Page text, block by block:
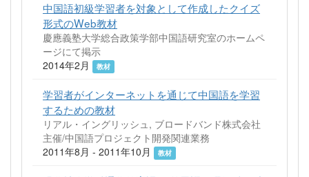
中国語初級学習者を対象として作成したクイズ
形式のWeb教材
慶應義塾大学総合政策学部中国語研究室のホームペ
ージにて掲示
2014年2月
教材
学習者がインターネットを通じて中国語を学習
するための教材
リアル・イングリッシュ, ブロードバンド株式会社
主催/中国語プロジェクト開発関連業務
2011年8月 - 2011年10月
教材